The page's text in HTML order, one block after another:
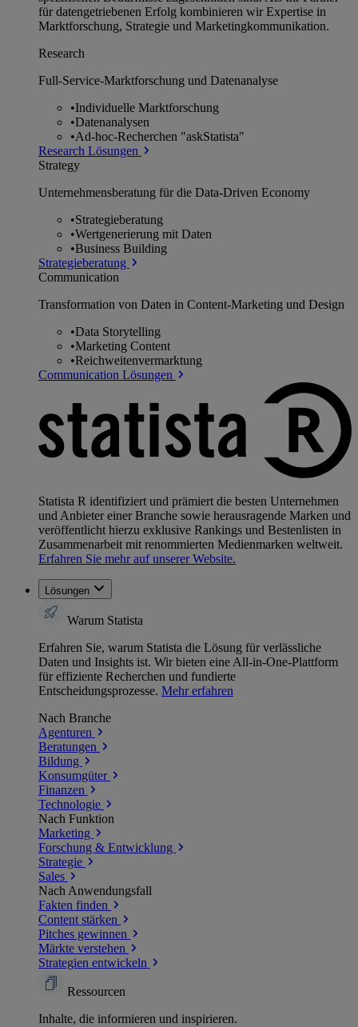
für datengetriebenen Erfolg kombinieren wir Expertise in
Marktforschung, Strategie und Marketingkommunikation.
Research
Full-Service-Marktforschung und Datenanalyse
•Individuelle Marktforschung
•Datenanalysen
•Ad-hoc-Recherchen "askStatista"
Research Lösungen
Strategy
Unternehmens­beratung für die Data-Driven Economy
•Strategieberatung
•Wertgenerierung mit Daten
•Business Building
Strategieberatung
Communication
Transformation von Daten in Content-Marketing und Design
•Data Storytelling
•Marketing Content
•Reichweitenvermarktung
Communication Lösungen
Statista R identifiziert und prämiert die besten Unternehmen
und Anbieter einer Branche sowie herausragende Marken und
veröffentlicht hierzu exklusive Rankings und Bestenlisten in
Zusammenarbeit mit renommierten Medienmarken weltweit.
Erfahren Sie mehr auf unserer Website.
Lösungen
Warum Statista
Erfahren Sie, warum Statista die Lösung für verlässliche
Daten und Insights ist. Wir bieten eine All-in-One-Plattform
für effiziente Recherchen und fundierte
Entscheidungsprozesse. Mehr erfahren
Nach Branche
Agenturen
Beratungen
Bildung
Konsumgüter
Finanzen
Technologie
Nach Funktion
Marketing
Forschung & Entwicklung
Strategie
Sales
Nach Anwendungsfall
Fakten finden
Content stärken
Pitches gewinnen
Märkte verstehen
Strategien entwickeln
Ressourcen
Inhalte, die informieren und inspirieren.